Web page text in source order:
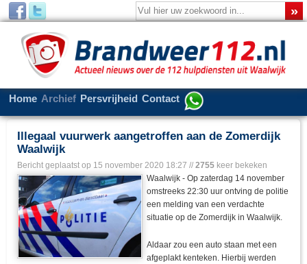
Home Archief Persvrijheid Contact
Illegaal vuurwerk aangetroffen aan de Zomerdijk
Waalwijk
Bericht geplaatst op 15 november 2020 18:27 // 2755 keer bekeken
Waalwijk - Op zaterdag 14 november
omstreeks 22:30 uur ontving de politie
een melding van een verdachte
situatie op de Zomerdijk in Waalwijk.
Aldaar zou een auto staan met een
afgeplakt kenteken. Hierbij werden